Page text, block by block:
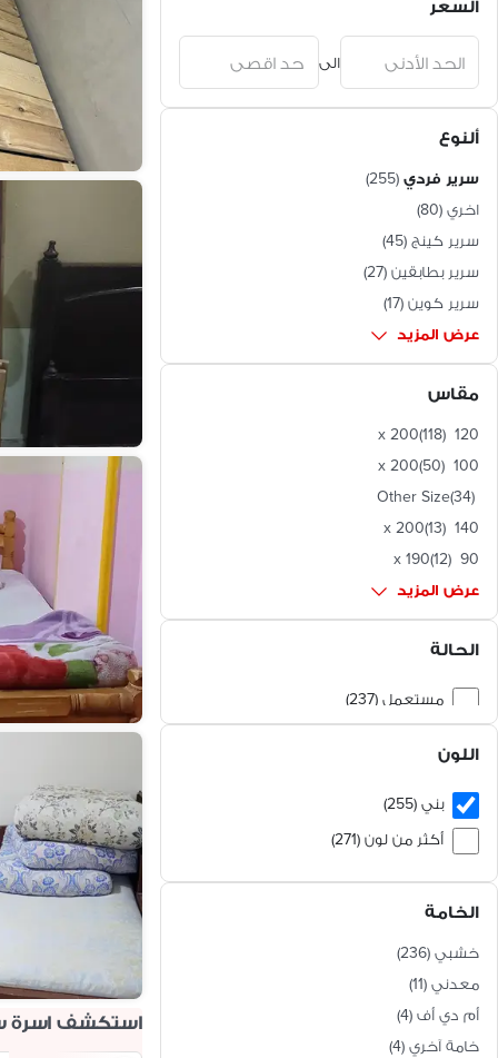
الإسماعيلية
البحيرة (
1
)
الفيوم (
1
)
السعر
الى
ألنوع
سرير فردي (
255
)
اخري (
80
)
سرير كينج (
45
)
سرير بطابقين (
27
)
سرير كوين (
17
)
عرض المزيد
مقاس
120 x 200
(118)
100 x 200
(50)
Other Size(34)
140 x 200
(13)
90 x 190
(12)
عرض المزيد
الحالة
مستعمل (237)
اللون
بني (255)
أكثر من لون (271)
بيج (68)
متاح جميع الألوان (68)
فضي (22)
أزرق (17)
أصفر (16)
الخامة
خشبي (
236
)
معدني (
11
)
أم دي أف (
4
)
خامة آخري (
4
)
استكشف اسرة